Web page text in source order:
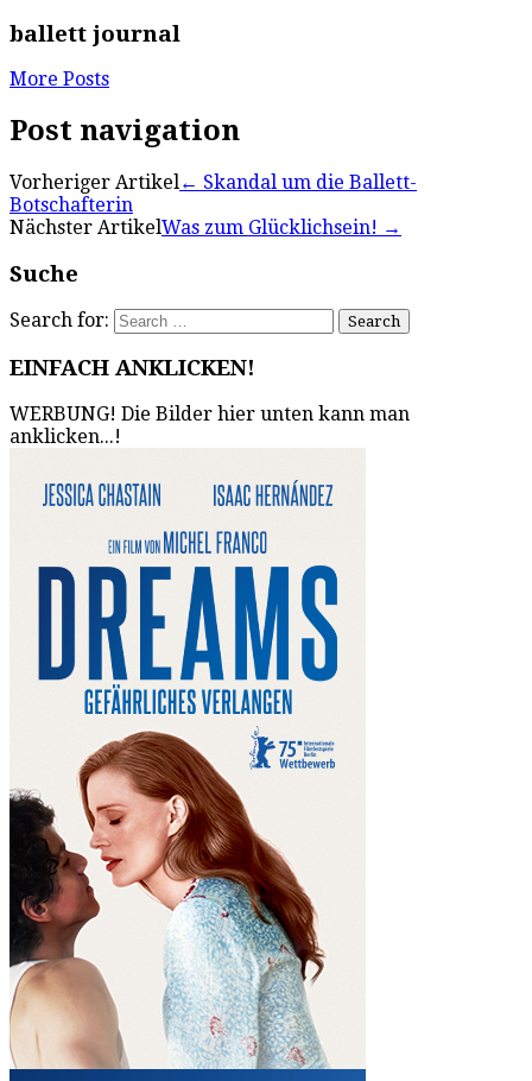
ballett journal
More Posts
Post navigation
Vorheriger Artikel← Skandal um die Ballett-
Botschafterin
Nächster ArtikelWas zum Glücklichsein! →
Suche
Search for:
EINFACH ANKLICKEN!
WERBUNG! Die Bilder hier unten kann man
anklicken...!